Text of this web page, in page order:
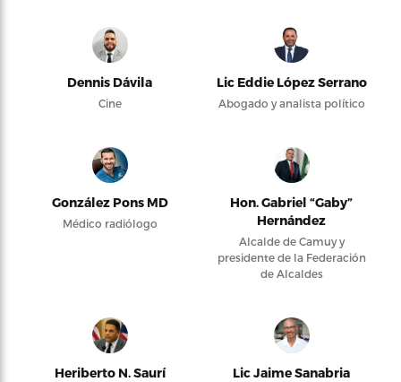
Dennis Dávila
Cine
Lic Eddie López Serrano
Abogado y analista político
González Pons MD
Médico radiólogo
Hon. Gabriel “Gaby”
Hernández
Alcalde de Camuy y
presidente de la Federación
de Alcaldes
Heriberto N. Saurí Lic Jaime Sanabria